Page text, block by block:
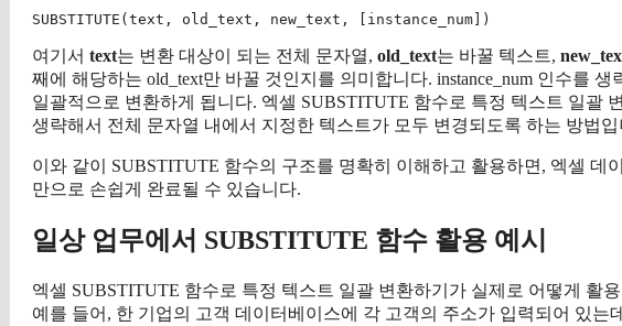
여기서 text는 변환 대상이 되는 전체 문자열, old_text는 바꿀 텍스트,
째에 해당하는 old_text만 바꿀 것인지를 의미합니다. instance_num 인수를
일괄적으로 변환하게 됩니다. 엑셀 SUBSTITUTE 함수로 특정 텍스트 일괄
생략해서 전체 문자열 내에서 지정한 텍스트가 모두 변경되도록 하는 방법입
이와 같이 SUBSTITUTE 함수의 구조를 명확히 이해하고 활용하면, 엑셀 데
만으로 손쉽게 완료될 수 있습니다.
일상 업무에서 SUBSTITUTE 함수 활용 예시
엑셀 SUBSTITUTE 함수로 특정 텍스트 일괄 변환하기가 실제로 어떻게 활
예를 들어, 한 기업의 고객 데이터베이스에 각 고객의 주소가 입력되어 있는